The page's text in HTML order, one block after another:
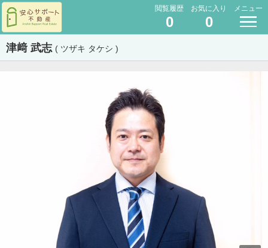
閲覧履歴
0
お気に入り
0
メニュー
津﨑 武志 ( ツザキ タケシ )